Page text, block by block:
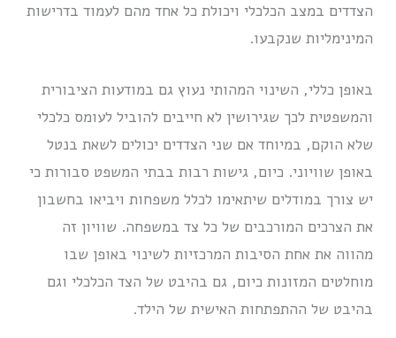
הצדדים במצב הכלכלי ויכולת כל אחד מהם לעמוד בדרישות
המינימליות שנקבעו.
באופן כללי, השינוי המהותי נעוץ גם במודעות הציבורית
והמשפטית לכך שגירושין לא חייבים להוביל לעומס כלכלי
שלא הוקם, במיוחד אם שני הצדדים יכולים לשאת בנטל
באופן שוויוני. כיום, גישות רבות בבתי המשפט סבורות כי
יש צורך במודלים שיתאימו לכלל משפחות ויביאו בחשבון
את הצרכים המורכבים של כל צד במשפחה. שוויון זה
מהווה את אחת הסיבות המרכזיות לשינוי באופן שבו
מוחלטים המזונות כיום, גם בהיבט של הצד הכלכלי וגם
בהיבט של ההתפתחות האישית של הילד.